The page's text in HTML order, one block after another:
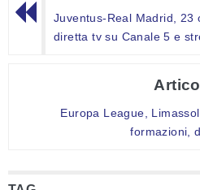
Juventus-Real Madrid, 23
diretta tv su Canale 5 e
Europa League,
formazioni,